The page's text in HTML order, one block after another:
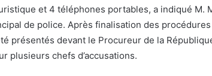
et 4 téléphones portables, a indiqué M.
de police. Après finalisation des
présentés devant le Procureur de la
plusieurs chefs d’accusations.